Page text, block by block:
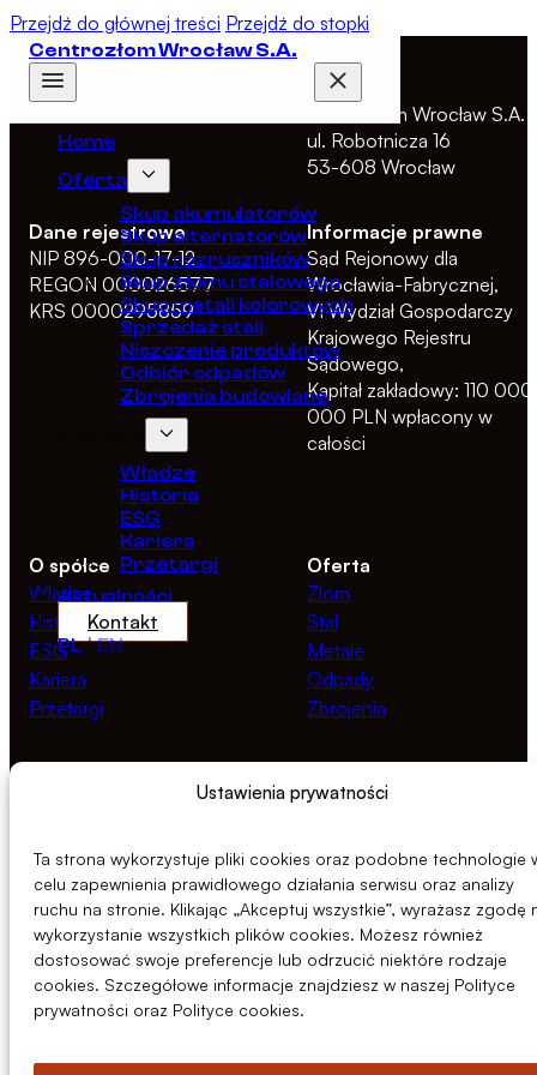
Ustawienia prywatności
Ta strona wykorzystuje pliki cookies oraz podobne technologie
celu zapewnienia prawidłowego działania serwisu oraz analizy
ruchu na stronie. Klikając „Akceptuj wszystkie”, wyrażasz zgodę
wykorzystanie wszystkich plików cookies. Możesz również
dostosować swoje preferencje lub odrzucić niektóre rodzaje
cookies. Szczegółowe informacje znajdziesz w naszej Polityce
prywatności oraz Polityce cookies.
Przejdź do głównej treści Przejdź do stopki
Centrozłom Wrocław S.A.
Home
Oferta
Skup akumulatorów
Skup alternatorów
Skup rozruszników
Skup złomu stalowego
Skup metali kolorowych
Sprzedaż stali
Niszczenie produktów
Odbiór odpadów
Zbrojenia budowlane
Władze
Historia
ESG
Kariera
Przetargi
Aktualności
Kontakt
PL | EN
Adres
Centrozłom Wrocław S.A.
ul. Robotnicza 16
53-608 Wrocław
Dane rejestrowe
NIP 896-000-17-12
REGON 000026577
KRS 0000295859
Informacje prawne
Sąd Rejonowy dla
Wrocławia-Fabrycznej,
VI Wydział Gospodarczy
Krajowego Rejestru
Sądowego,
Kapitał zakładowy: 110 000
000 PLN wpłacony w
całości
O spółce
Władze
Historia
ESG
Kariera
Przetargi
Oferta
Złom
Stal
Metale
Odpady
Zbrojenia
Linia Etyki
Polityka prywatności
© 2026 Centrozłom Wrocław S.A.